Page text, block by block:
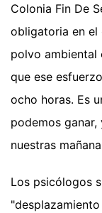
Colonia Fin De
obligatoria en el
polvo ambiental
que ese
ocho horas. Es
podemos
nuestras
Los psicólogos